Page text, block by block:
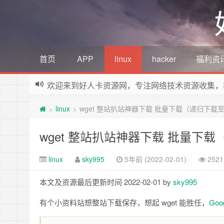
首页 APP linux hacker 福利资
欢迎来到好人卡资源网，专注网络技术资源收集
> linux > wget 整站扒站神器下载 批量下载（递归下载
wget 整站扒站神器下载 批量下载
linux sky995 5年前 (2022-02-01)
本文及资源最后更新时间 2022-02-01 by sky995
有个小资料站想整站下载保存，想起 wget 能胜任，